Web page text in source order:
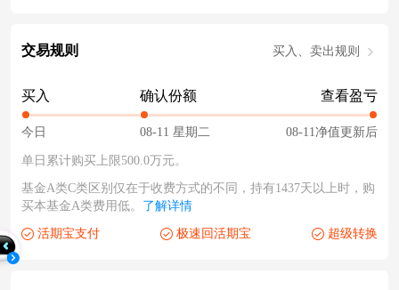
交易规则 买入、卖出规则
买入
今日
确认份额
08-11 星期二
查看盈亏
08-11净值更新后
单日累计购买上限500.0万元。
基金A类C类区别仅在于收费方式的不同，持有1437天以上时，购
买本基金A类费用低。 了解详情
活期宝支付 极速回活期宝 超级转换